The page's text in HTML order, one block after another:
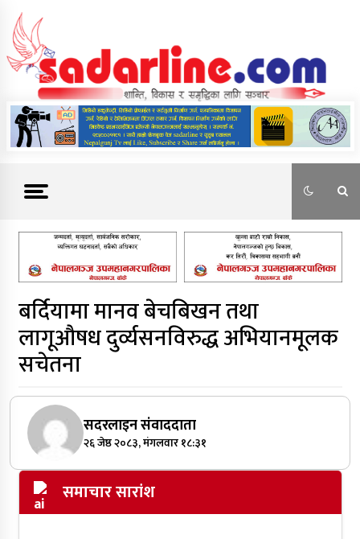
content
News For Nepal
बर्दियामा मानव बेचबिखन तथा
लागूऔषध दुर्व्यसनविरुद्ध अभियानमूलक
सचेतना
सदरलाइन संवाददाता
२६ जेष्ठ २०८३, मंगलवार १८:३१
समाचार सारांश